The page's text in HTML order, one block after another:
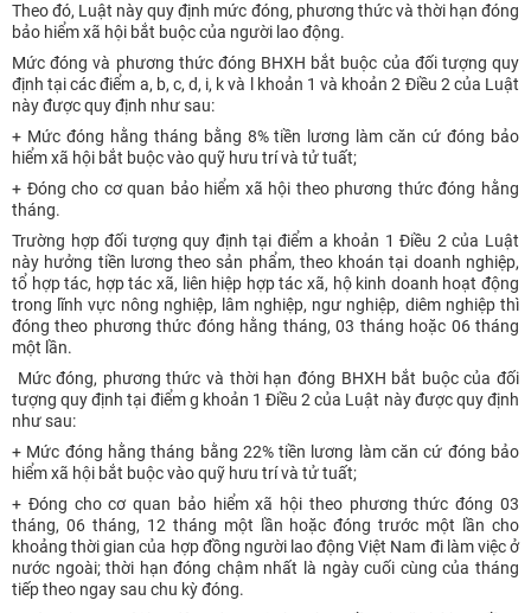
Theo đó, Luật này quy định mức đóng, phương thức và thời hạn đóng
bảo hiểm xã hội bắt buộc của người lao động.
Mức đóng và phương thức đóng BHXH bắt buộc của đối tượng quy
định tại các điểm a, b, c, d, i, k và l khoản 1 và khoản 2 Điều 2 của Luật
này được quy định như sau:
+ Mức đóng hằng tháng bằng 8% tiền lương làm căn cứ đóng bảo
hiểm xã hội bắt buộc vào quỹ hưu trí và tử tuất;
+ Đóng cho cơ quan bảo hiểm xã hội theo phương thức đóng hằng
tháng.
Trường hợp đối tượng quy định tại điểm a khoản 1 Điều 2 của Luật
này hưởng tiền lương theo sản phẩm, theo khoán tại doanh nghiệp,
tổ hợp tác, hợp tác xã, liên hiệp hợp tác xã, hộ kinh doanh hoạt động
trong lĩnh vực nông nghiệp, lâm nghiệp, ngư nghiệp, diêm nghiệp thì
đóng theo phương thức đóng hằng tháng, 03 tháng hoặc 06 tháng
một lần.
Mức đóng, phương thức và thời hạn đóng BHXH bắt buộc của đối
tượng quy định tại điểm g khoản 1 Điều 2 của Luật này được quy định
như sau:
+ Mức đóng hằng tháng bằng 22% tiền lương làm căn cứ đóng bảo
hiểm xã hội bắt buộc vào quỹ hưu trí và tử tuất;
+ Đóng cho cơ quan bảo hiểm xã hội theo phương thức đóng 03
tháng, 06 tháng, 12 tháng một lần hoặc đóng trước một lần cho
khoảng thời gian của hợp đồng người lao động Việt Nam đi làm việc ở
nước ngoài; thời hạn đóng chậm nhất là ngày cuối cùng của tháng
tiếp theo ngay sau chu kỳ đóng.